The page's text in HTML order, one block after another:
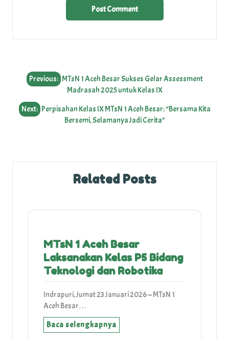
Post
navigation
Previous: MTsN 1 Aceh Besar Sukses Gelar Assessment
Madrasah 2025 untuk Kelas IX
Next: Perpisahan Kelas IX MTsN 1 Aceh Besar: “Bersama Kita
Bersemi, Selamanya Jadi Cerita”
Related Posts
MTsN 1 Aceh Besar
Laksanakan Kelas P5 Bidang
Teknologi dan Robotika
Indrapuri, Jumat 23 Januari 2026 — MTsN 1
Aceh Besar…
Baca selengkapnya